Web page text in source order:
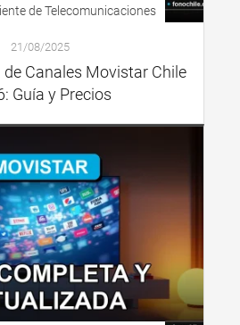
de Telecomunicaciones
21/08/2025
Canales Movistar Chile
Guía y Precios